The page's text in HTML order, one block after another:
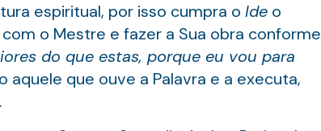
espiritual, por isso cumpra o Ide o
o Mestre e fazer a Sua obra conforme
do que estas, porque eu vou para
aquele que ouve a Palavra e a executa,